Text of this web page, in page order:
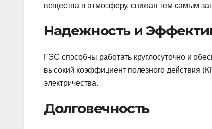
вещества в атмосферу, снижая тем самым
Надежность и
ГЭС способны работать круглосуточно и
высокий коэффициент полезного действия
электричества.
Долговечность